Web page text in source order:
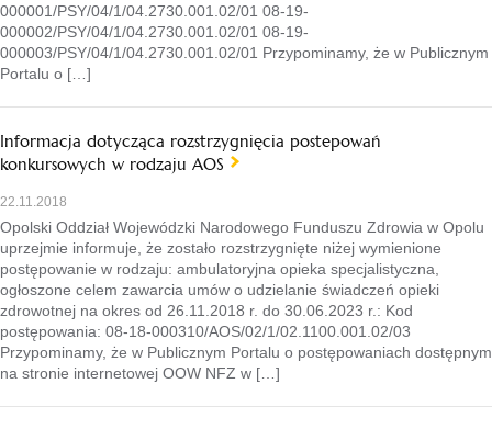
000001/PSY/04/1/04.2730.001.02/01 08-19-
000002/PSY/04/1/04.2730.001.02/01 08-19-
000003/PSY/04/1/04.2730.001.02/01 Przypominamy, że w Publicznym
Portalu o […]
Informacja dotycząca rozstrzygnięcia postepowań
konkursowych w rodzaju AOS
22.11.2018
Opolski Oddział Wojewódzki Narodowego Funduszu Zdrowia w Opolu
uprzejmie informuje, że zostało rozstrzygnięte niżej wymienione
postępowanie w rodzaju: ambulatoryjna opieka specjalistyczna,
ogłoszone celem zawarcia umów o udzielanie świadczeń opieki
zdrowotnej na okres od 26.11.2018 r. do 30.06.2023 r.: Kod
postępowania: 08-18-000310/AOS/02/1/02.1100.001.02/03
Przypominamy, że w Publicznym Portalu o postępowaniach dostępnym
na stronie internetowej OOW NFZ w […]